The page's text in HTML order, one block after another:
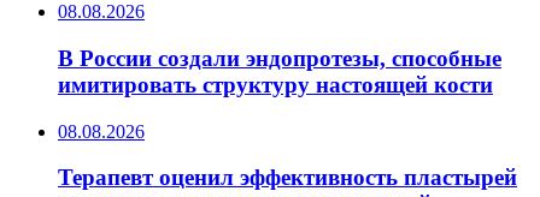
08.08.2026
В России создали эндопротезы, способные
имитировать структуру настоящей кости
08.08.2026
Терапевт оценил эффективность пластырей